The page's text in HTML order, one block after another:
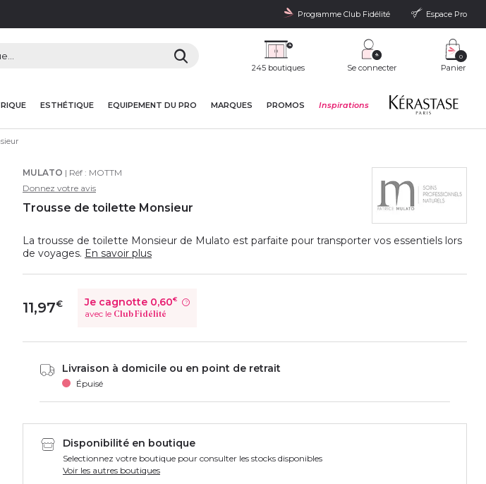
Programme Club Fidélité Espace Pro
245 boutiques Se connecter Panier
0
ESTHÉTIQUE EQUIPEMENT DU PRO MARQUES PROMOS Inspirations
MULATO | Réf : MOTTM
Donnez votre avis
Trousse de toilette Monsieur
La trousse de toilette Monsieur de Mulato est parfaite pour transporter vos essentiels lors
de voyages. En savoir plus
11,97€ Je cagnotte 0,60€
avec le Club Fidélité
?
Livraison à domicile ou en point de retrait
Épuisé
Disponibilité en boutique
Selectionnez votre boutique pour consulter les stocks disponibles
Voir les autres boutiques